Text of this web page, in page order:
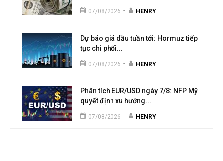
07/08/2026 - HENRY
Dự báo giá dầu tuần tới: Hormuz tiếp
tục chi phối...
07/08/2026 - HENRY
Phân tích EUR/USD ngày 7/8: NFP Mỹ
quyết định xu hướng...
07/08/2026 - HENRY